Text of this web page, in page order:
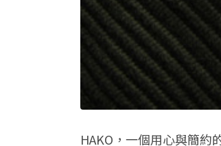
HAKO，一個用心與簡約